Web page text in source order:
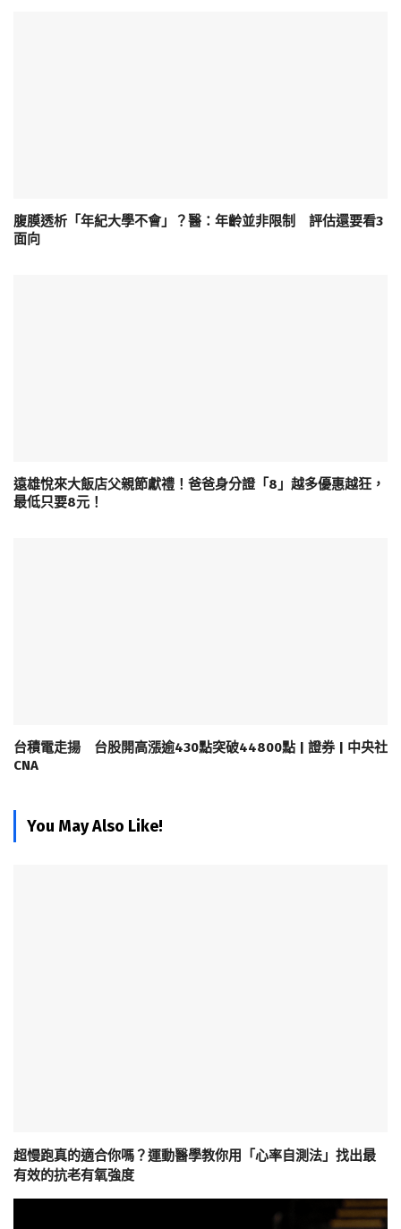
腹膜透析「年紀大學不會」？醫：年齡並非限制 評估還要看3
面向
遠雄悅來大飯店父親節獻禮！爸爸身分證「8」越多優惠越狂，
最低只要8元！
台積電走揚 台股開高漲逾430點突破44800點 | 證券 | 中央社
CNA
You May Also Like!
超慢跑真的適合你嗎？運動醫學教你用「心率自測法」找出最
有效的抗老有氧強度